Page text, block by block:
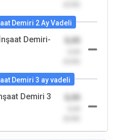
Demiri 2 Ay Vadeli
Demiri-
0,00
Demiri 3 ay vadeli
Demiri 3
0,00